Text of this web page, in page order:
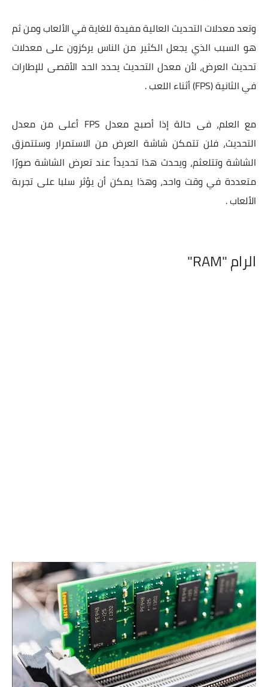
وتعد معدلات التحديث العالية مفيدة للغاية في الألعاب ومن ثم
هو السبب الذي يجعل الكثير من الناس يركزون على معدلات
تحديث العرض، لأن معدل التحديث يحدد الحد الأقصى للإطارات
في الثانية (FPS) أثناء اللعب .
مع العلم، فى حالة إذا أصبح معدل FPS أعلى من معدل
التحديث، فلن تتمكن شاشة العرض من الاستمرار وستتمزق
الشاشة وتتلعثم، ويحدث هذا تحديداً عند تعرض الشاشة صورًا
متعددة في وقت واحد، وهذا يمكن أن يؤثر سلبا على تجربة
الألعاب .
الرام "RAM"